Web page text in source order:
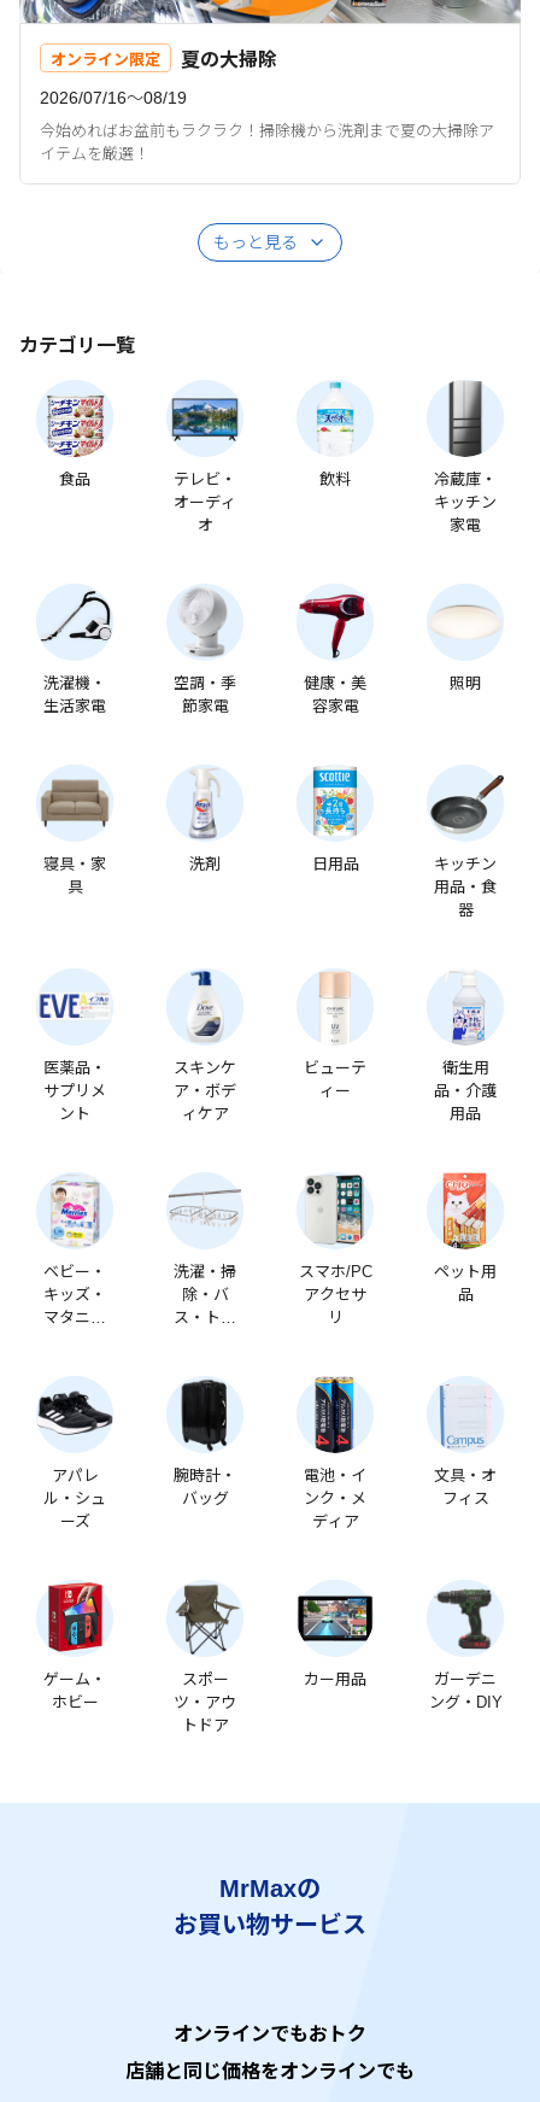
オンライン限定 夏の大掃除
2026/07/16〜08/19
今始めればお盆前もラクラク！掃除機から洗剤まで夏の大掃除ア
イテムを厳選！
もっと見る
カテゴリ一覧
食品
テレビ・
オーディ
オ
飲料
冷蔵庫・
キッチン
家電
洗濯機・
生活家電
空調・季
節家電
健康・美
容家電
照明
寝具・家
具
洗剤 日用品
キッチン
用品・食
器
医薬品・
サプリメ
ント
スキンケ
ア・ボデ
ィケア
ビューテ
ィー
衛生用
品・介護
用品
ベビー・
キッズ・
マタニテ
洗濯・掃
除・バ
ス・トイ
スマホ/PC
アクセサ
リ
ペット用
品
アパレ
ル・シュ
ーズ
腕時計・
バッグ
電池・イ
ンク・メ
ディア
文具・オ
フィス
ゲーム・
ホビー
スポー
ツ・アウ
トドア
カー用品
ガーデニ
ング・DIY
MrMaxの
お買い物サービス
オンラインでもおトク
店舗と同じ価格をオンラインでも